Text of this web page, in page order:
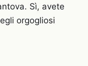
Sì, avete
orgogliosi